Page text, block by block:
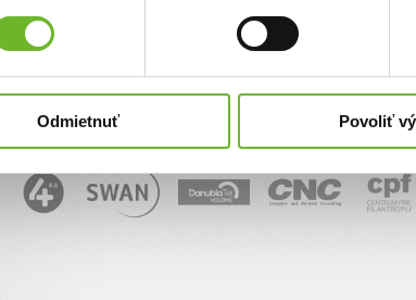
Odmietnuť Povoliť